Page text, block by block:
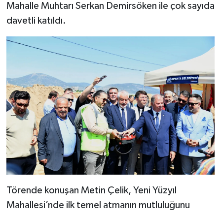
Mahalle Muhtarı Serkan Demirsöken ile çok sayıda
davetli katıldı.
Törende konuşan Metin Çelik, Yeni Yüzyıl
Mahallesi’nde ilk temel atmanın mutluluğunu